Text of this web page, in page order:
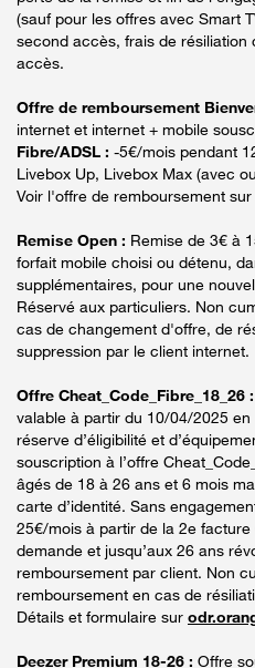
(sauf pour les offres avec Smart
second accès, frais de résiliation
accès.
Offre de remboursement
internet et internet + mobile
Fibre/ADSL : -5€/mois pendant
Livebox Up, Livebox Max (avec
Voir l'offre de remboursement sur
Remise Open : Remise de 3€ à
forfait mobile choisi ou détenu,
supplémentaires, pour une
Réservé aux particuliers. Non
cas de changement d'offre, de
suppression par le client internet.
Offre Cheat_Code_Fibre_18_26 :
valable à partir du 10/04/2025
réserve d’éligibilité et
souscription à l’offre
âgés de 18 à 26 ans et 6 mois
carte d’identité. Sans
25€/mois à partir de la 2e
demande et jusqu’aux 26 ans
remboursement par client. Non
remboursement en cas de
Détails et formulaire sur
Deezer Premium 18-26 : Offre